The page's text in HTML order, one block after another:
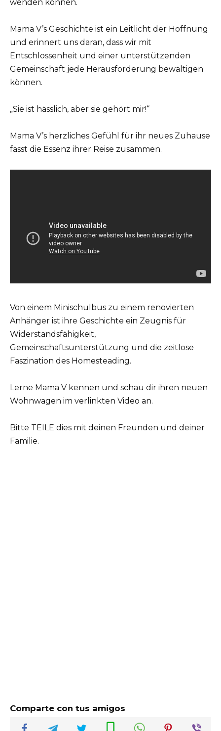
wenden können.
Mama V’s Geschichte ist ein Leitlicht der Hoffnung
und erinnert uns daran, dass wir mit
Entschlossenheit und einer unterstützenden
Gemeinschaft jede Herausforderung bewältigen
können.
„Sie ist hässlich, aber sie gehört mir!“
Mama V’s herzliches Gefühl für ihr neues Zuhause
fasst die Essenz ihrer Reise zusammen.
Von einem Minischulbus zu einem renovierten
Anhänger ist ihre Geschichte ein Zeugnis für
Widerstandsfähigkeit,
Gemeinschaftsunterstützung und die zeitlose
Faszination des Homesteading.
Lerne Mama V kennen und schau dir ihren neuen
Wohnwagen im verlinkten Video an.
Bitte TEILE dies mit deinen Freunden und deiner
Familie.
Comparte con tus amigos